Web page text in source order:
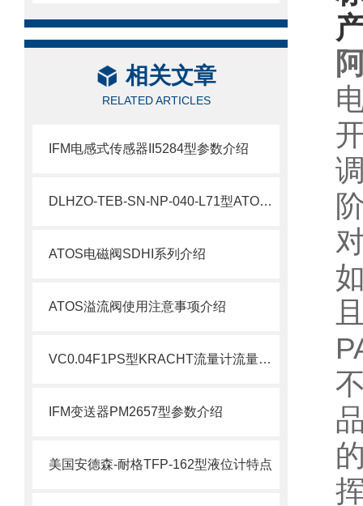
相关文章
RELATED ARTICLES
IFM电感式传感器II5284型参数介绍
DLHZO-TEB-SN-NP-040-L71型ATOS比例阀介绍
ATOS电磁阀SDHI系列介绍
ATOS溢流阀使用注意事项介绍
VC0.04F1PS型KRACHT流量计流量范围介绍
IFM变送器PM2657型参数介绍
美国安德森-耐格TFP-162型液位计特点